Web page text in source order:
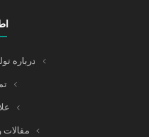
درباره
مقالات